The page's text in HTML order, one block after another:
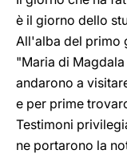
è il giorno dello
All'alba del primo
"Maria di
andarono a
e per prime
Testimoni
ne portarono la